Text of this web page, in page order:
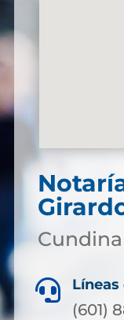

(601)